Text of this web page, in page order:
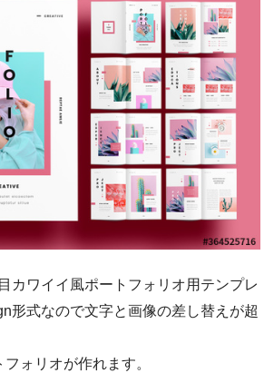
カワイイ風ポートフォリオ用テンプレ
形式なので文字と画像の差し替えが超
ォリオが作れます。